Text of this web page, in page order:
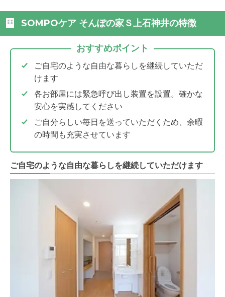
SOMPOケア そんぽの家Ｓ上石神井の特徴
おすすめポイント
ご自宅のような自由な暮らしを継続していただ
けます
各お部屋には緊急呼び出し装置を設置。確かな
安心を実感してください
ご自分らしい毎日を送っていただくため、余暇
の時間も充実させています
ご自宅のような自由な暮らしを継続していただけます